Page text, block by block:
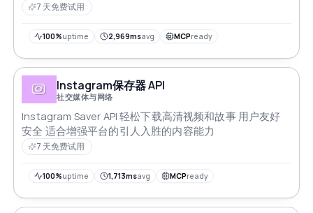
7 天免费试用
100%uptime 2,969msavg MCPready
Instagram保存器 API
社交媒体与网络
Instagram Saver API 轻松下载高清视频和故事 用户友好
安全 适合增强平台的引人入胜的内容能力
7 天免费试用
100%uptime 1,713msavg MCPready